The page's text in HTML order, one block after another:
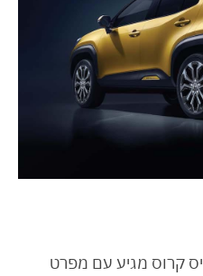
קרוס מגיע עם מפרט